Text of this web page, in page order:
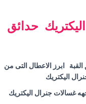
حدائق
ابرز الاعطال التى من
اليكتريك
غسالات جنرال اليكتريك